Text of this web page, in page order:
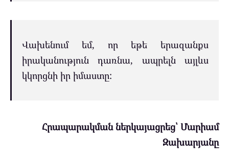
Վախենում եմ, որ եթե երազանքս
իրականություն դառնա, ապրելն այլևս
կկորցնի իր իմաստը:
Հրապարակման ներկայացրեց՝ Մարիամ
Զախարյանը